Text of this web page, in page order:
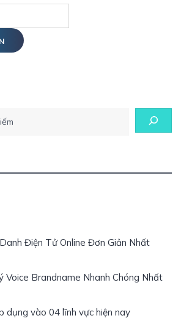
Điện Tử Online Đơn Giản Nhất
Voice Brandname Nhanh Chóng Nhất
dụng vào 04 lĩnh vực hiện nay